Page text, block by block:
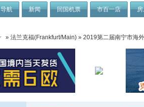
导航 新闻 回国机票 市百一店
» 法兰克福(Frankfurt/Main) » 2019第二届南宁市海